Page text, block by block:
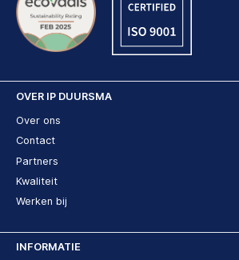
OVER IP DUURSMA
Over ons
Contact
Partners
Kwaliteit
Werken bij
INFORMATIE